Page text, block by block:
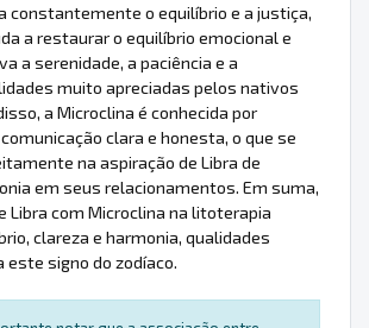
constantemente o equilíbrio e a justiça,
a restaurar o equilíbrio emocional e
a serenidade, a paciência e a
muito apreciadas pelos nativos
a Microclina é conhecida por
clara e honesta, o que se
na aspiração de Libra de
em seus relacionamentos. Em suma,
Libra com Microclina na litoterapia
clareza e harmonia, qualidades
este signo do zodíaco.